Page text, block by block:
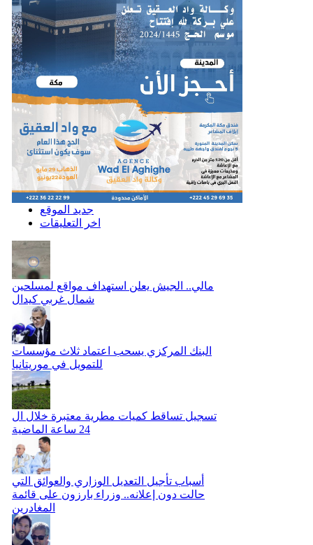
جديد الموقع
اخر التعليقات
مالي.. الجيش يعلن استهداف مواقع لمسلحين
شمال غربي كيدال
البنك المركزي يسحب اعتماد ثلاث مؤسسات
للتمويل في موريتانيا
تسجيل تساقط كميات مطرية معتبرة خلال ال
24 ساعة الماضية
أسباب تأجيل التعديل الوزاري والعوائق التي
حالت دون إعلانه.. وزراء بارزون على قائمة
المغادرين